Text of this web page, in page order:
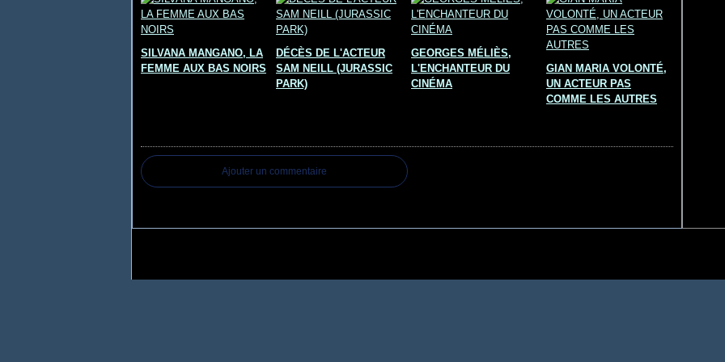
SILVANA MANGANO, LA
FEMME AUX BAS NOIRS
DÉCÈS DE L'ACTEUR
SAM NEILL (JURASSIC
PARK)
GEORGES MÉLIÈS,
L'ENCHANTEUR DU
CINÉMA
GIAN MARIA VOLONTÉ,
UN ACTEUR PAS
COMME LES AUTRES
Ajouter un commentaire